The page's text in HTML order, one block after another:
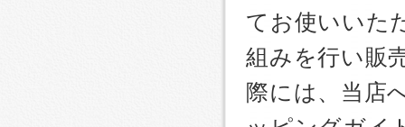
てお使いいた
組みを行い販
際には、当店